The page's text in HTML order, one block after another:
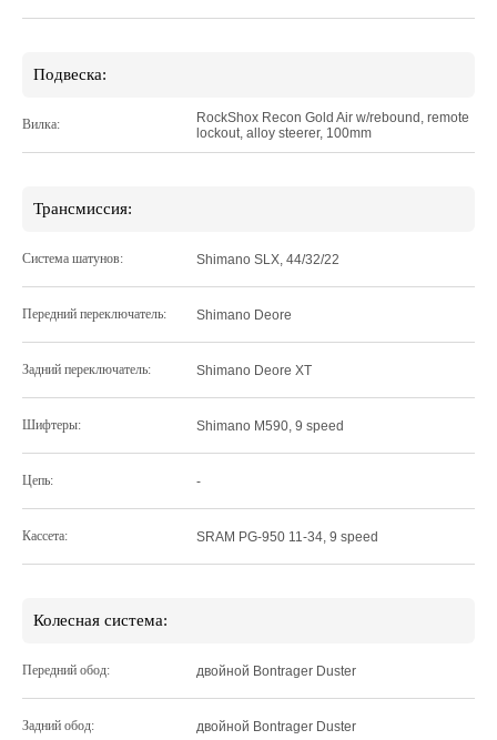
Подвеска:
Вилка:
RockShox Recon Gold Air w/rebound, remote
lockout, alloy steerer, 100mm
Трансмиссия:
Система шатунов: Shimano SLX, 44/32/22
Передний переключатель: Shimano Deore
Задний переключатель: Shimano Deore XT
Шифтеры: Shimano M590, 9 speed
Цепь: -
Кассета: SRAM PG-950 11-34, 9 speed
Колесная система:
Передний обод: двойной Bontrager Duster
Задний обод: двойной Bontrager Duster